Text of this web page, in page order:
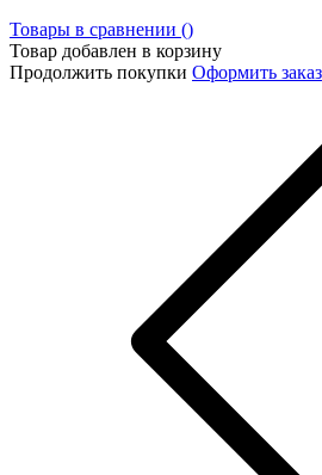
Товары в сравнении ()
Товар добавлен в корзину
Продолжить покупки Оформить заказ